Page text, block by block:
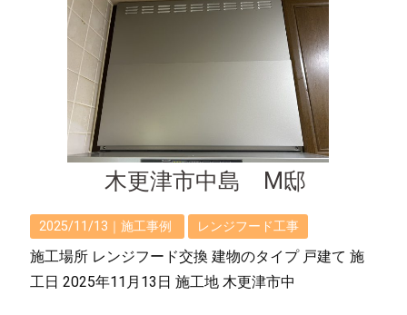
木更津市中島 M邸
2025/11/13｜施工事例 レンジフード工事
施工場所 レンジフード交換 建物のタイプ 戸建て 施
工日 2025年11月13日 施工地 木更津市中